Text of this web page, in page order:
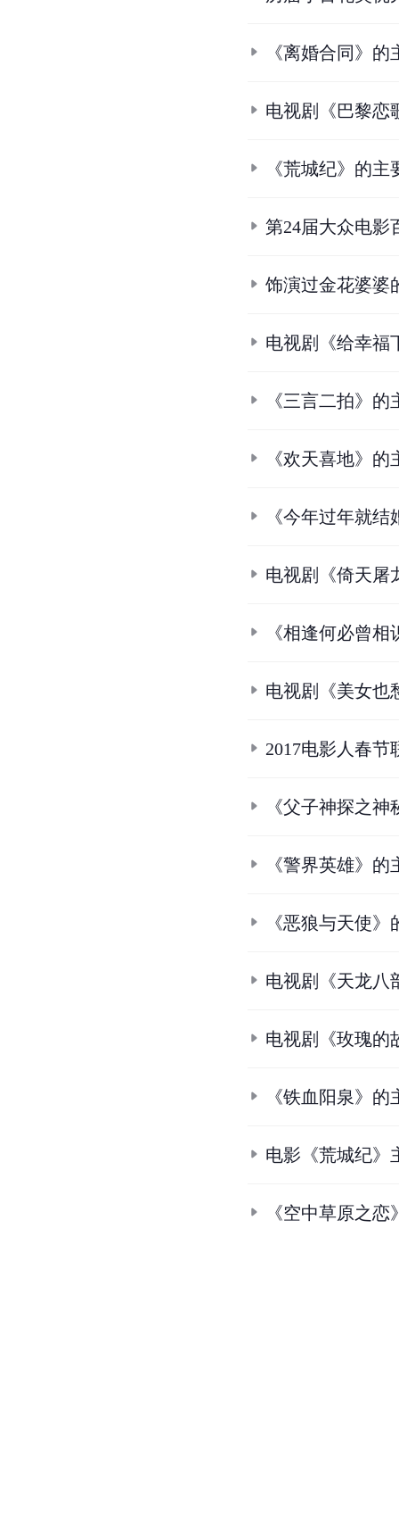
《离婚合同》的
电视剧《巴黎恋
《荒城纪》的主
第24届大众电影
饰演过金花婆婆
电视剧《给幸福
《三言二拍》的
《欢天喜地》的
《今年过年就
电视剧《倚天屠
《相逢何必曾
电视剧《美女也
2017电影人春
《父子神探之
《警界英雄》的
《恶狼与天使
电视剧《天龙八
电视剧《玫瑰的
《铁血阳泉》的
电影《荒城纪》
《空中草原之